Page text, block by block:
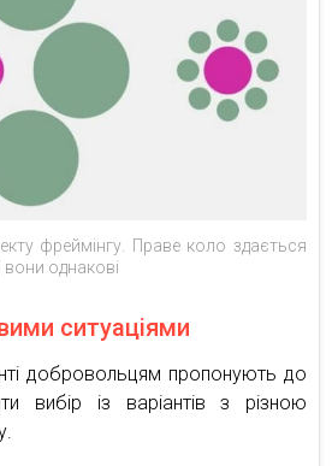
фреймінгу. Праве коло здається
вони однакові
ситуаціями
добровольцям пропонують до
вибір із варіантів з різною